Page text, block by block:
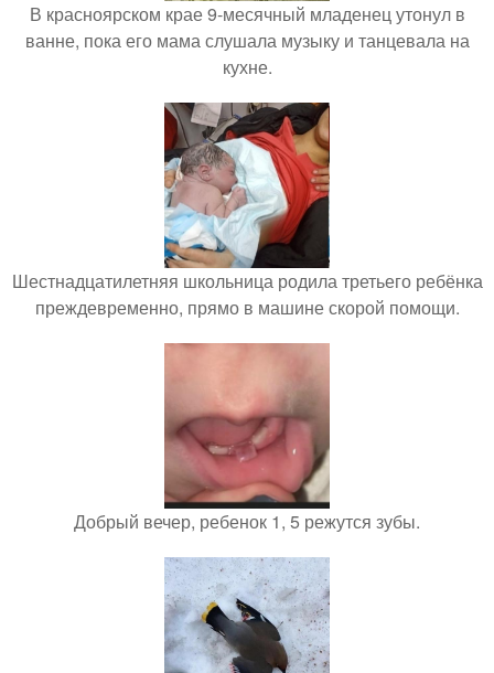
В красноярском крае 9-месячный младенец утонул в
ванне, пока его мама слушала музыку и танцевала на
кухне.
Шестнадцатилетняя школьница родила третьего ребёнка
преждевременно, прямо в машине скорой помощи.
Добрый вечер, ребенок 1, 5 режутся зубы.